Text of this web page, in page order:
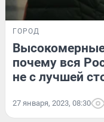
ГОРОД
почему вся
не с лучшей
27 января, 2023, 08:30